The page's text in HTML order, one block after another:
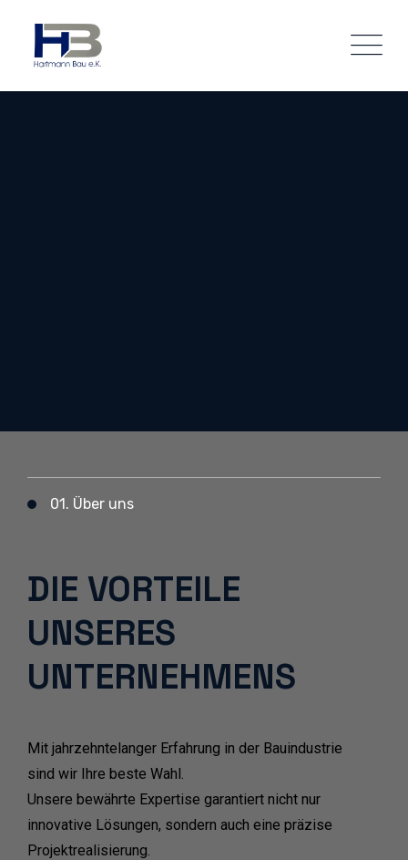
01. Über uns
DIE VORTEILE
UNSERES
UNTERNEHMENS
Mit jahrzehntelanger Erfahrung in der Bauindustrie
sind wir Ihre beste Wahl.
Unsere bewährte Expertise garantiert nicht nur
innovative Lösungen, sondern auch eine präzise
Projektrealisierung.